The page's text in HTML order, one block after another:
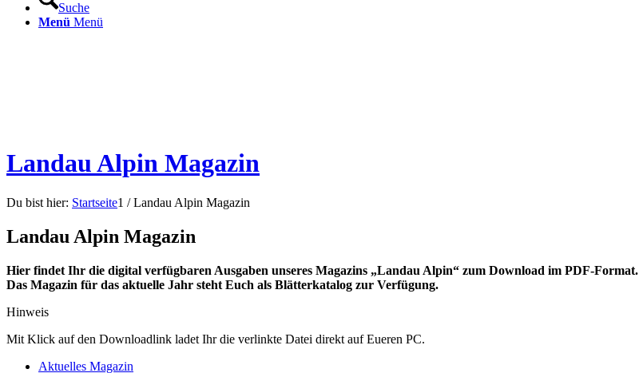
Suche
Menü Menü
Landau Alpin Magazin
Du bist hier: Startseite1 / Landau Alpin Magazin
Landau Alpin Magazin
Hier findet Ihr die digital verfügbaren Ausgaben unseres Magazins „Landau Alpin“ zum Download im PDF-Format.
Das Magazin für das aktuelle Jahr steht Euch als Blätterkatalog zur Verfügung.
Hinweis
Mit Klick auf den Downloadlink ladet Ihr die verlinkte Datei direkt auf Eueren PC.
Aktuelles Magazin